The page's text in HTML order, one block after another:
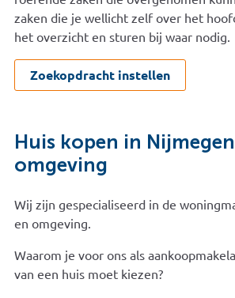
zaken die je wellicht zelf over het
het overzicht en sturen bij waar nodig.
Zoekopdracht instellen
Huis kopen in
omgeving
Wij zijn gespecialiseerd in de
en omgeving.
Waarom je voor ons als
van een huis moet kiezen?